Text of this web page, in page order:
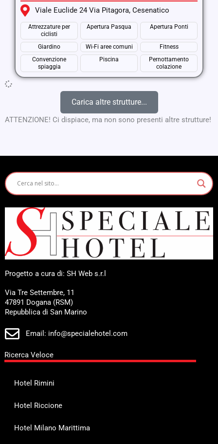
Viale Euclide 24 Via Pitagora, Cesenatico
Attrezzature per
ciclisti
Apertura Pasqua Apertura Ponti
Giardino Wi-Fi aree comuni
Fitness
Convenzione
spiaggia
Piscina
Pernottamento
colazione
Carica altre strutture...
ATTENZIONE! Ci dispiace, ma non sono presenti altre strutture!
Progetto a cura di: SH Web s.r.l
Via Tre Settembre, 11
47891 Dogana (RSM)
Repubblica di San Marino
Email: info@specialehotel.com
Ricerca Veloce
Hotel Rimini
Hotel Riccione
Hotel Milano Marittima